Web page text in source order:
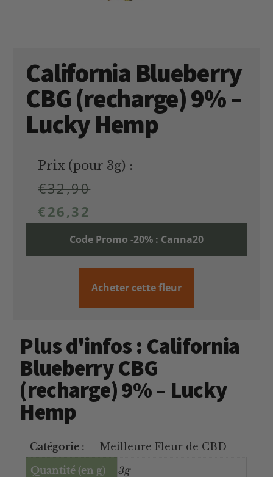
California Blueberry
CBG (recharge) 9% –
Lucky Hemp
Prix (pour 3g) :
€32,90
€26,32
Code Promo -20% : Canna20
Acheter cette fleur
Plus d'infos : California
Blueberry CBG
(recharge) 9% – Lucky
Hemp
Catégorie :
Meilleure Fleur de CBD
Quantité (en g)
3g